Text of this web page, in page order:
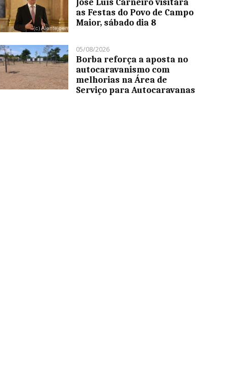
José Luís Carneiro visitará
as Festas do Povo de Campo
Maior, sábado dia 8
05/08/2026
Borba reforça a aposta no
autocaravanismo com
melhorias na Área de
Serviço para Autocaravanas